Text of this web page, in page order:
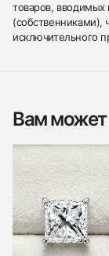
товаров,
(собственниками),
исключительного
Вам может